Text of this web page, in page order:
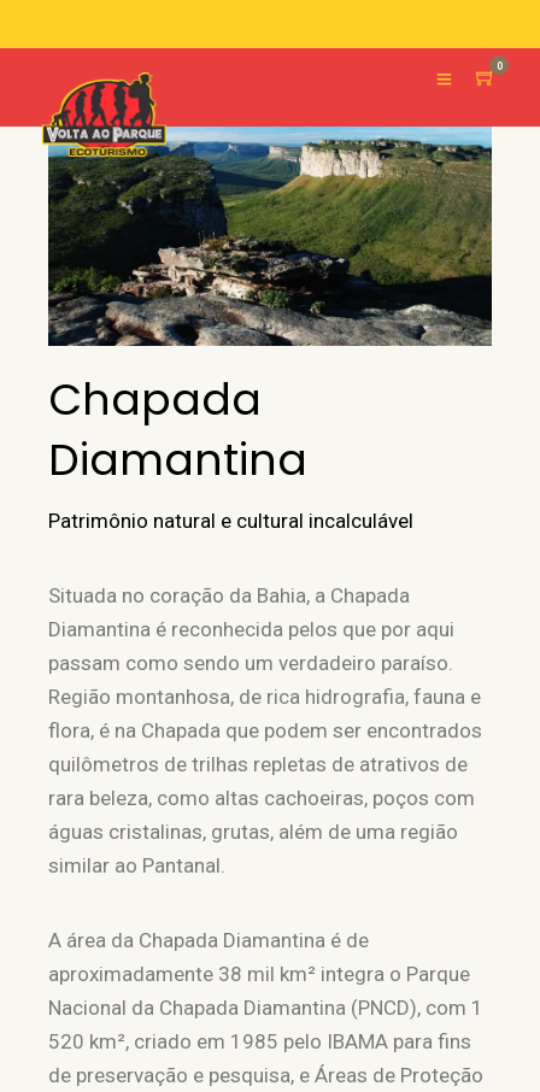
0
Chapada
Diamantina
Patrimônio natural e cultural incalculável
Situada no coração da Bahia, a Chapada
Diamantina é reconhecida pelos que por aqui
passam como sendo um verdadeiro paraíso.
Região montanhosa, de rica hidrografia, fauna e
flora, é na Chapada que podem ser encontrados
quilômetros de trilhas repletas de atrativos de
rara beleza, como altas cachoeiras, poços com
águas cristalinas, grutas, além de uma região
similar ao Pantanal.
A área da Chapada Diamantina é de
aproximadamente 38 mil km² integra o Parque
Nacional da Chapada Diamantina (PNCD), com 1
520 km², criado em 1985 pelo IBAMA para fins
de preservação e pesquisa, e Áreas de Proteção